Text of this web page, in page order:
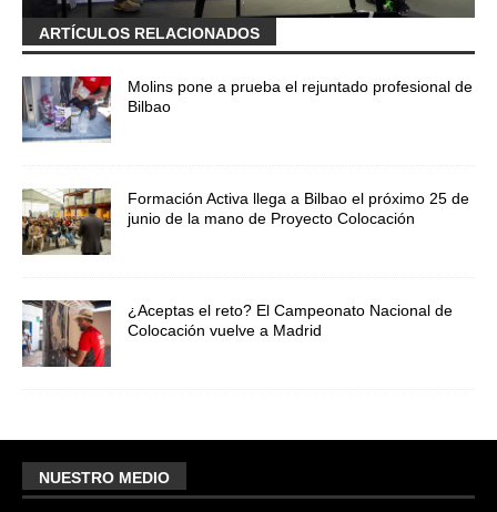
ARTÍCULOS RELACIONADOS
Molins pone a prueba el rejuntado profesional de
Bilbao
Formación Activa llega a Bilbao el próximo 25 de
junio de la mano de Proyecto Colocación
¿Aceptas el reto? El Campeonato Nacional de
Colocación vuelve a Madrid
NUESTRO MEDIO